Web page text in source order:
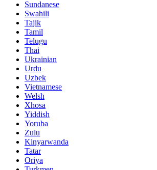
Sundanese
Swahili
Tajik
Tamil
Telugu
Thai
Ukrainian
Urdu
Uzbek
Vietnamese
Welsh
Xhosa
Yiddish
Yoruba
Zulu
Kinyarwanda
Tatar
Oriya